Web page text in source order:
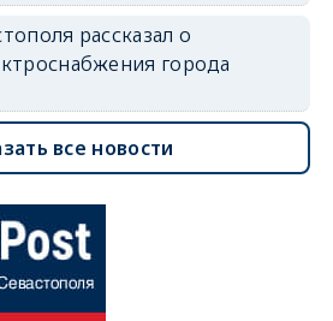
рассказал о
города
все новости